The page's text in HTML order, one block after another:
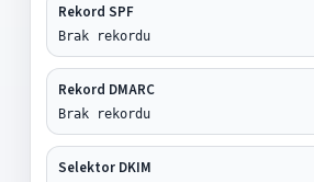
Rekord SPF
Brak rekordu
Rekord DMARC
Brak rekordu
Selektor DKIM